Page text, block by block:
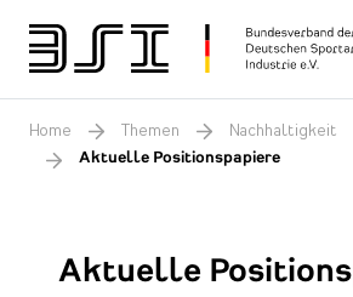
Home Themen Nachhaltigkeit
Aktuelle Positionspapiere
Aktuelle